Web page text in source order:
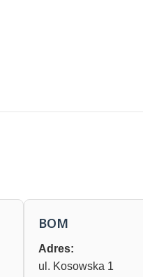
BOM
Adres:
ul. Kosowska 1